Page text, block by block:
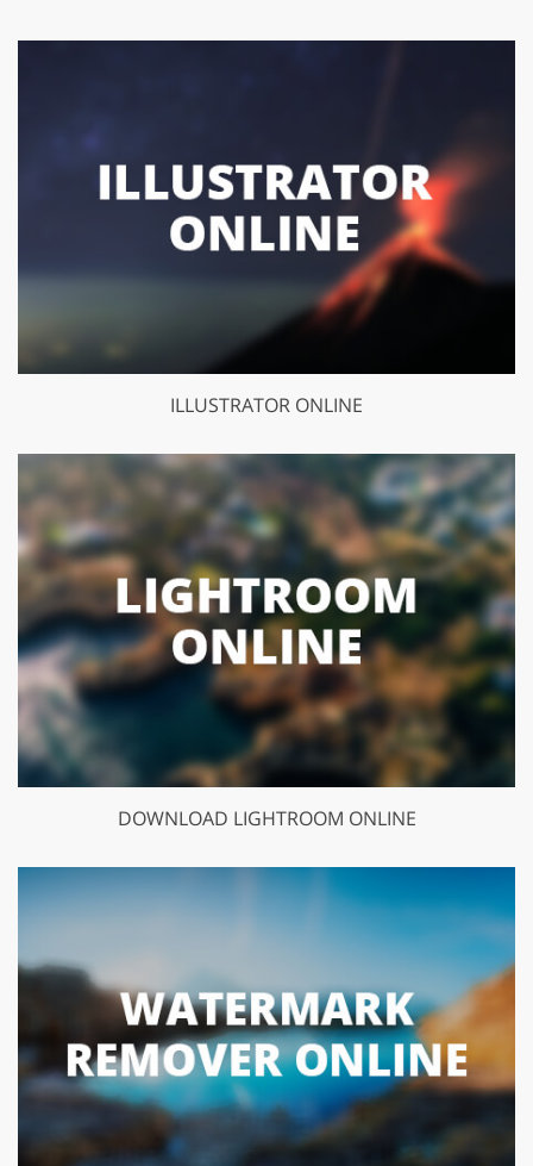
ILLUSTRATOR ONLINE
DOWNLOAD LIGHTROOM ONLINE